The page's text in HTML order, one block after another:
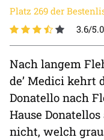
Platz 269 der
3.6/
Nach langem
de’ Medici kehrt
Donatello nach
Hause
nicht, welch